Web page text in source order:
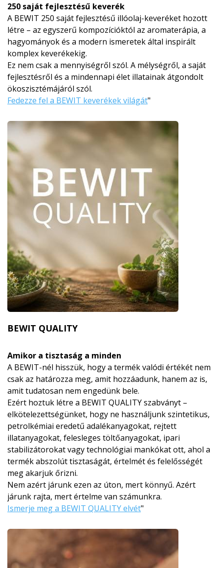
250 saját fejlesztésű keverék
A BEWIT 250 saját fejlesztésű illóolaj-keveréket hozott
létre – az egyszerű kompozícióktól az aromaterápia, a
hagyományok és a modern ismeretek által inspirált
komplex keverékekig.
Ez nem csak a mennyiségről szól. A mélységről, a saját
fejlesztésről és a mindennapi élet illatainak átgondolt
ökoszisztémájá­ról szól.
Fedezze fel a BEWIT keverékek világát"
BEWIT QUALITY
Amikor a tisztaság a minden
A BEWIT-nél hisszük, hogy a termék valódi értékét nem
csak az határozza meg, amit hozzáadunk, hanem az is,
amit tudatosan nem engedünk bele.
Ezért hoztuk létre a BEWIT QUALITY szabványt –
elkötelezettségünket, hogy ne használjunk szintetikus,
petrolkémiai eredetű adalékanyagokat, rejtett
illatanyagokat, felesleges töltőanyagokat, ipari
stabilizátorokat vagy technológiai mankókat ott, ahol a
termék abszolút tisztaságát, értelmét és felelősségét
meg akarjuk őrizni.
Nem azért járunk ezen az úton, mert könnyű. Azért
járunk rajta, mert értelme van számunkra.
Ismerje meg a BEWIT QUALITY elvét"